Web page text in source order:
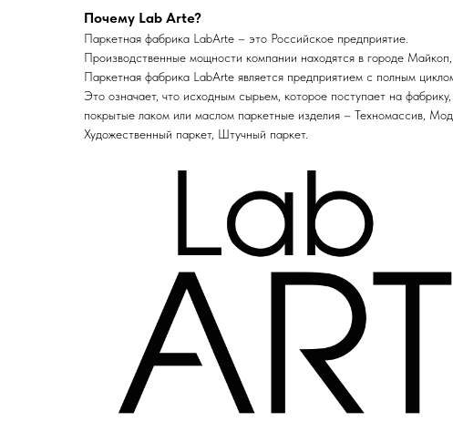
Почему Lab Arte?
Паркетная фабрика LabArte – это Российское предприятие.
Производственные мощности компании находятся в городе Майкоп,
Паркетная фабрика LabArte является предприятием с полным
Это означает, что исходным сырьем, которое поступает на
покрытые лаком или маслом паркетные изделия – Техномассив,
Художественный паркет, Штучный паркет.